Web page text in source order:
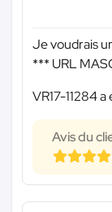
Je voudrais
*** URL
VR17-11284
Avis du